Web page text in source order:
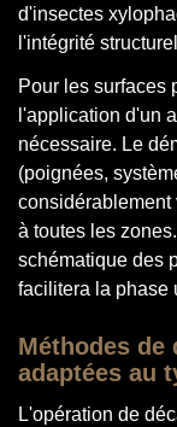
d'insectes
l'intégrité
Pour les surfaces
l'application d'un
nécessaire. Le
(poignées,
considérablement
à toutes les
schématique des
facilitera la phase
Méthodes de
adaptées au
L'opération de